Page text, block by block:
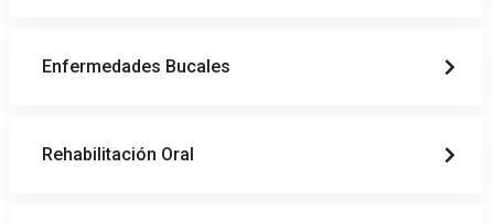
Enfermedades Bucales
Rehabilitación Oral